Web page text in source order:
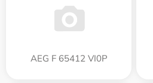
AEG F 65412 VI0P